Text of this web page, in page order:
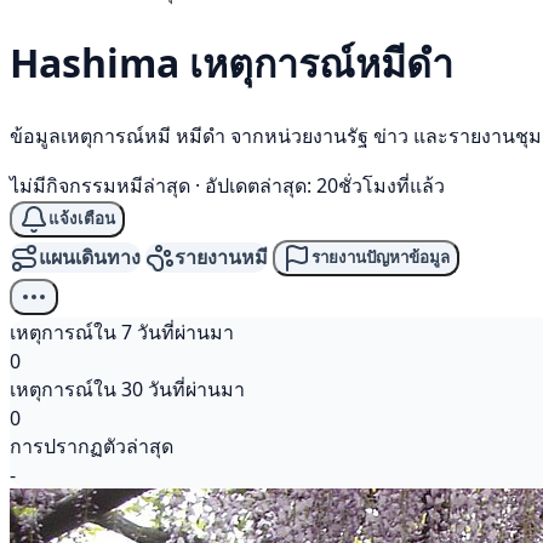
Hashima เหตุการณ์หมีดำ
ข้อมูลเหตุการณ์หมี หมีดำ จากหน่วยงานรัฐ ข่าว และรายงานชุ
ไม่มีกิจกรรมหมีล่าสุด · อัปเดตล่าสุด: 20ชั่วโมงที่แล้ว
แจ้งเตือน
แผนเดินทาง รายงานหมี รายงานปัญหาข้อมูล
เหตุการณ์ใน 7 วันที่ผ่านมา
0
เหตุการณ์ใน 30 วันที่ผ่านมา
0
การปรากฏตัวล่าสุด
-